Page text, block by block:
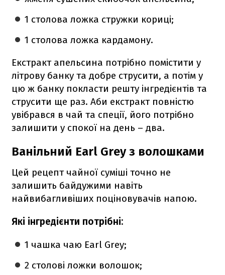
1 столова ложка стружки кориці;
1 столова ложка кардамону.
Екстракт апельсина потрібно помістити у
літрову банку та добре струсити, а потім у
цю ж банку покласти решту інгредієнтів та
струсити ще раз. Аби екстракт повністю
увібрався в чай та спеції, його потрібно
залишити у спокої на день – два.
Ванільний Earl Grey з волошками
Цей рецепт чайної суміші точно не
залишить байдужими навіть
найвибагливіших поціновувачів напою.
Які інгредієнти потрібні:
1 чашка чаю Earl Grey;
2 столові ложки волошок;